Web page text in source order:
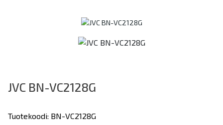
JVC BN-VC2128G
Tuotekoodi: BN-VC2128G